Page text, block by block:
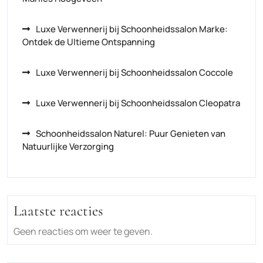
Luxe Verwennerij bij Schoonheidssalon Marke:
Ontdek de Ultieme Ontspanning
Luxe Verwennerij bij Schoonheidssalon Coccole
Luxe Verwennerij bij Schoonheidssalon Cleopatra
Schoonheidssalon Naturel: Puur Genieten van
Natuurlijke Verzorging
Laatste reacties
Geen reacties om weer te geven.